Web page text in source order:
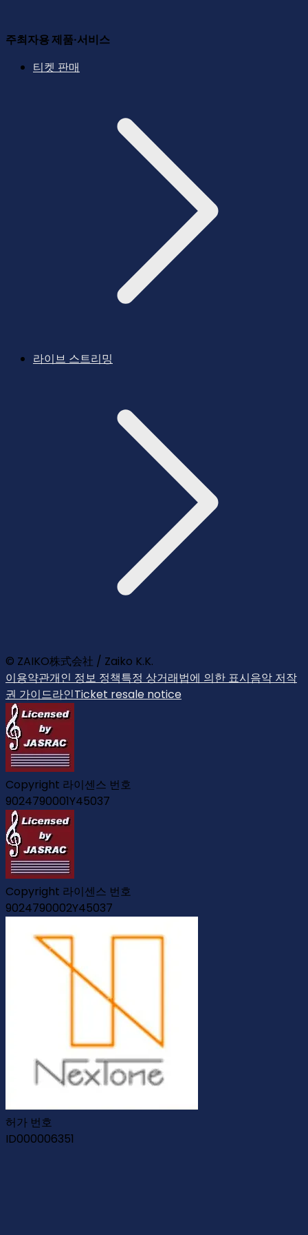
주최자용 제품·서비스
티켓 판매
라이브 스트리밍
© ZAIKO株式会社 / Zaiko K.K.
이용약관개인 정보 정책특정 상거래법에 의한 표시음악 저작
권 가이드라인Ticket resale notice
Copyright 라이센스 번호
9024790001Y45037
Copyright 라이센스 번호
9024790002Y45037
허가 번호
ID000006351